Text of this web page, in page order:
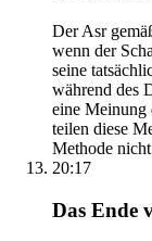
Der Asr
wenn der
seine
während des
eine Meinung
teilen diese
Methode
20:17
Das Ende